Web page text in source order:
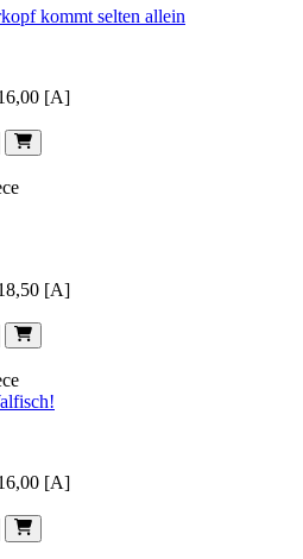
kommt selten allein
[A]
[A]
[A]